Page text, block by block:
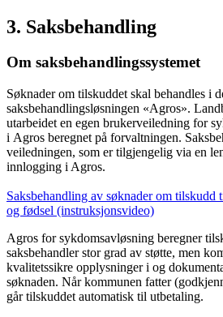
3. Saksbehandling
Om saksbehandlingssystemet
Søknader om tilskuddet skal behandles i
saksbehandlingsløsningen «Agros».
utarbeidet en egen brukerveiledning for
i Agros beregnet på forvaltningen.
veiledningen, som er tilgjengelig via en
innlogging i Agros.
Saksbehandling av søknader om
og fødsel (instruksjonsvideo)
Agros for sykdomsavløsning beregner
saksbehandler stor grad av støtte, men
kvalitetssikre opplysninger i og
søknaden. Når kommunen fatter
går tilskuddet automatisk til utbetaling.